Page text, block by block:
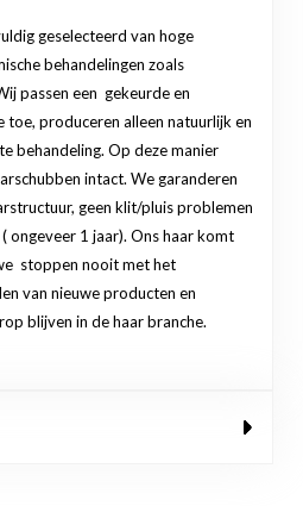
geselecteerd van hoge
behandelingen zoals
passen een gekeurde en
toe, produceren alleen natuurlijk en
behandeling. Op deze manier
intact. We garanderen
geen klit/pluis problemen
ongeveer 1 jaar). Ons haar komt
stoppen nooit met het
van nieuwe producten en
blijven in de haar branche.